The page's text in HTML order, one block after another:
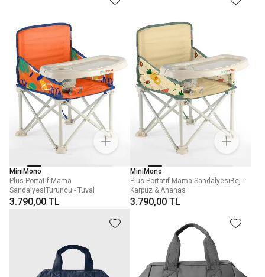
MiniMono
Plus Portatif Mama
SandalyesiTuruncu - Tuval
3.790,00 TL
MiniMono
Plus Portatif Mama SandalyesiBej -
Karpuz & Ananas
3.790,00 TL